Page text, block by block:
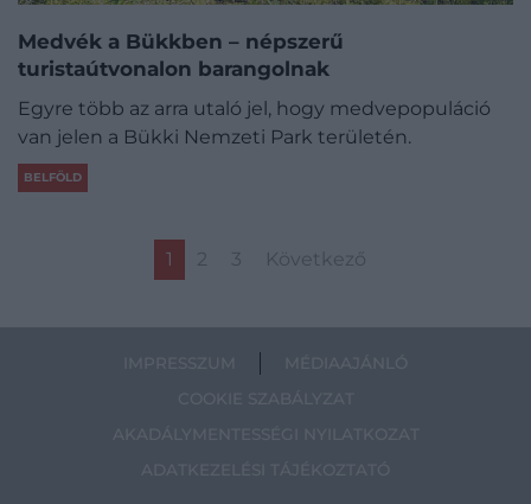
Medvék a Bükkben – népszerű
turistaútvonalon barangolnak
Egyre több az arra utaló jel, hogy medvepopuláció
van jelen a Bükki Nemzeti Park területén.
BELFÖLD
1 2 3 Következő